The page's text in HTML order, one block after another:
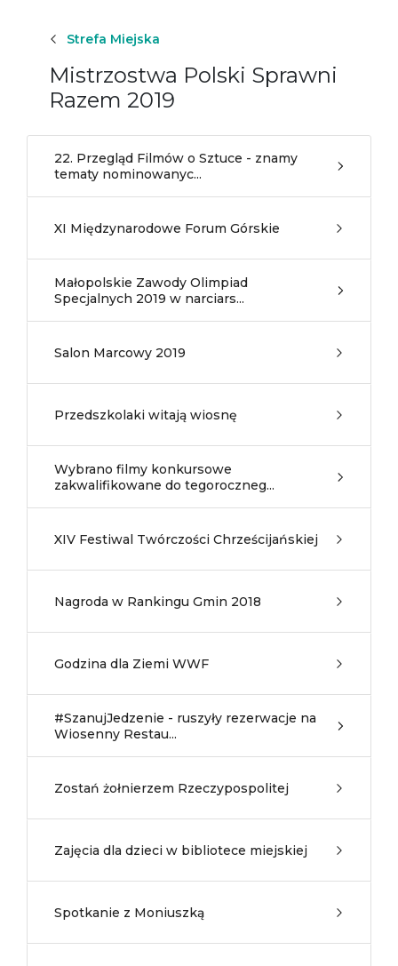
Strefa Miejska
Mistrzostwa Polski Sprawni
Razem 2019
22. Przegląd Filmów o Sztuce - znamy
tematy nominowanyc...
XI Międzynarodowe Forum Górskie
Małopolskie Zawody Olimpiad
Specjalnych 2019 w narciars...
Salon Marcowy 2019
Przedszkolaki witają wiosnę
Wybrano filmy konkursowe
zakwalifikowane do tegoroczneg...
XIV Festiwal Twórczości Chrześcijańskiej
Nagroda w Rankingu Gmin 2018
Godzina dla Ziemi WWF
#SzanujJedzenie - ruszyły rezerwacje na
Wiosenny Restau...
Zostań żołnierzem Rzeczypospolitej
Zajęcia dla dzieci w bibliotece miejskiej
Spotkanie z Moniuszką